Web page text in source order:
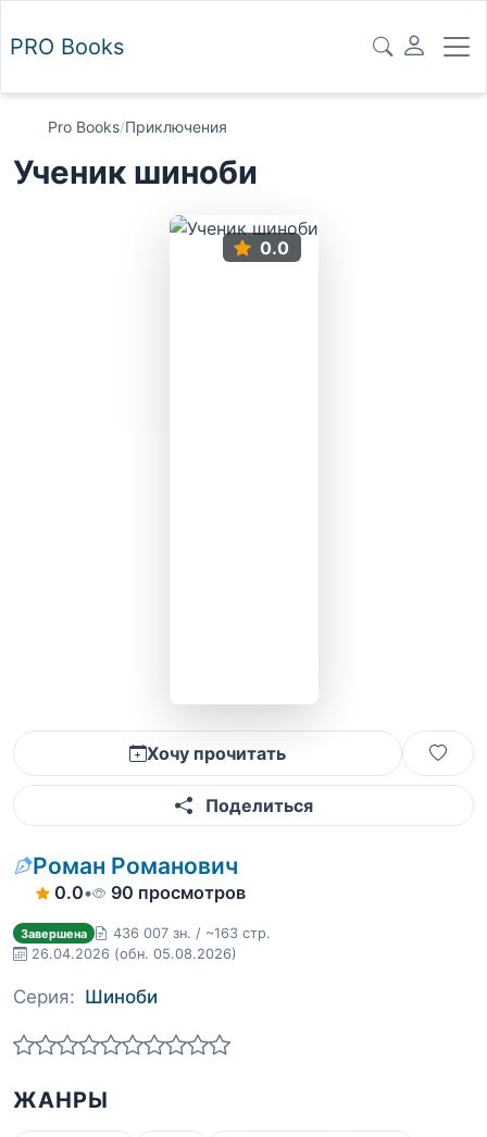
PRO Books
Pro Books/Приключения
Ученик шиноби
0.0
Хочу прочитать
Поделиться
Роман Романович
0.0• 90 просмотров
Завершена
436 007 зн. / ~163 стр.
26.04.2026 (обн. 05.08.2026)
Серия: Шиноби
ЖАНРЫ